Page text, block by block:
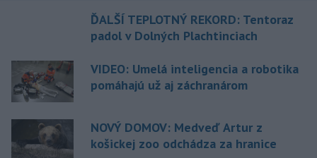
ĎALŠÍ TEPLOTNÝ REKORD: Tentoraz
padol v Dolných Plachtinciach
VIDEO: Umelá inteligencia a robotika
pomáhajú už aj záchranárom
NOVÝ DOMOV: Medveď Artur z
košickej zoo odchádza za hranice